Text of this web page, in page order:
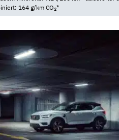
164 g/km CO2*